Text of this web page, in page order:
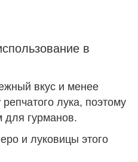
в
вкус и менее
лука, поэтому
для гурманов.
и луковицы этого